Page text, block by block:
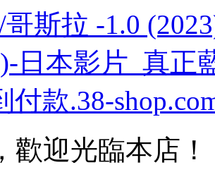
歡迎光臨本店！